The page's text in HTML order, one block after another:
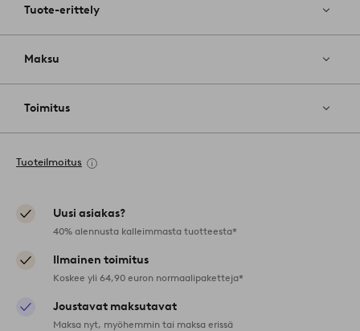
Tuote-erittely
Maksu
Toimitus
Tuoteilmoitus
Uusi asiakas?
40% alennusta kalleimmasta tuotteesta*
Ilmainen toimitus
Koskee yli 64,90 euron normaalipaketteja*
Joustavat maksutavat
Maksa nyt, myöhemmin tai maksa erissä